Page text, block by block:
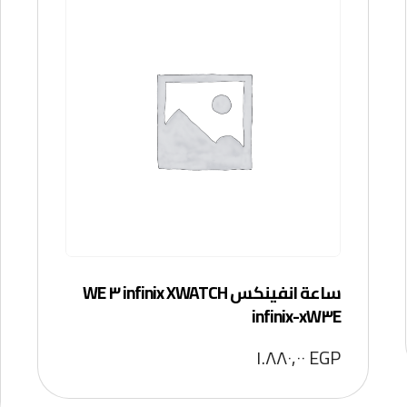
ساعة انفينكس infinix XWATCH ٣ WE
infinix-xW٣E
EGP